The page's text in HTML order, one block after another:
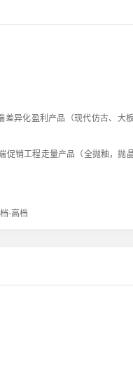
差异化盈利产品（现代仿古、大
销工程走量产品（全抛釉，抛
-高档
销售培训，020客户引流等。
色，超越大品牌的产品质量，极